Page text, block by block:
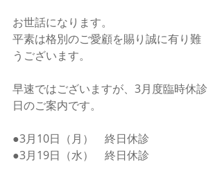
お世話になります。
平素は格別のご愛顧を賜り誠に有り難
うございます。
早速ではございますが、3月度臨時休診
日のご案内です。
●3月10日（月）　終日休診
●3月19日（水）　終日休診